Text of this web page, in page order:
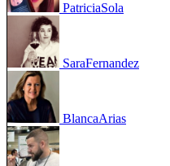
PatriciaSola
SaraFernandez
BlancaArias